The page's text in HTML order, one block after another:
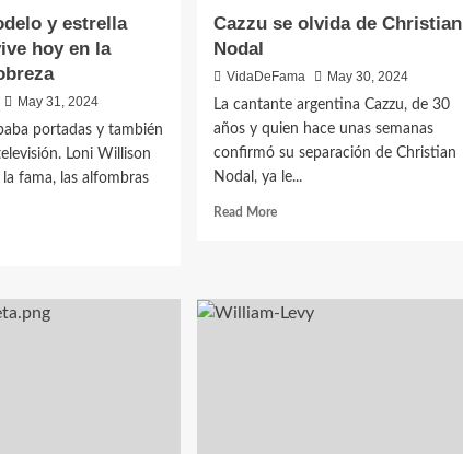
y estrella
hoy en la
May 31, 2024
portadas y también
Loni Willison
fama, las alfombras
Cazzu se olvida de Christian
Nodal
VidaDeFama
May 30, 2024
La cantante argentina Cazzu, de 30
años y quien hace unas semanas
confirmó su separación de Christian
Nodal, ya le...
Read More